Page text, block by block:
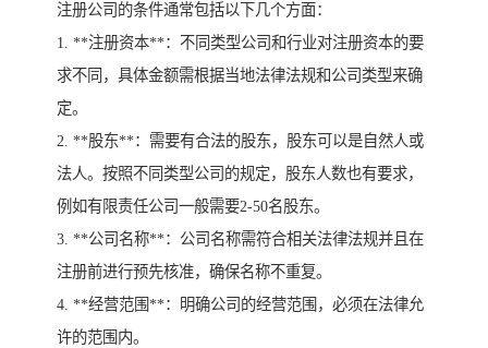
注册公司的条件通常包括以下几个方面：
1. **注册资本**：不同类型公司和行业对注册资本的要
求不同，具体金额需根据当地法律法规和公司类型来确
定。
2. **股东**：需要有合法的股东，股东可以是自然人或
法人。按照不同类型公司的规定，股东人数也有要求，
例如有限责任公司一般需要2-50名股东。
3. **公司名称**：公司名称需符合相关法律法规并且在
注册前进行预先核准，确保名称不重复。
4. **经营范围**：明确公司的经营范围，必须在法律允
许的范围内。